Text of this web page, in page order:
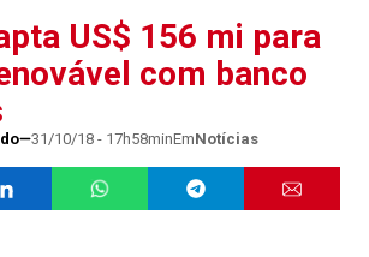
US$ 156 mi para
com banco
31/10/18 - 17h58minEmNotícias